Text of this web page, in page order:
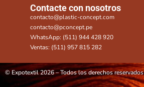
Contacte con nosotros
contacto@plastic-concept.com
contacto@pconcept.pe
WhatsApp: (511) 944 428 920
Ventas: (511) 957 815 282
© Expotextil 2026 – Todos los derechos reservados